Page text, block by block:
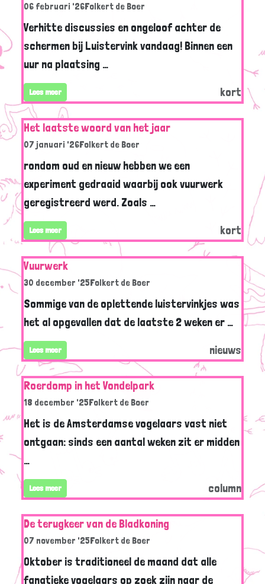
06 februari '26Folkert de Boer
Verhitte discussies en ongeloof achter de
schermen bij Luistervink vandaag! Binnen een
uur na plaatsing …
Lees meer kort
Het laatste woord van het jaar
07 januari '26Folkert de Boer
rondom oud en nieuw hebben we een
experiment gedraaid waarbij ook vuurwerk
geregistreerd werd. Zoals …
Lees meer kort
Vuurwerk
30 december '25Folkert de Boer
Sommige van de oplettende luistervinkjes was
het al opgevallen dat de laatste 2 weken er …
Lees meer nieuws
Roerdomp in het Vondelpark
18 december '25Folkert de Boer
Het is de Amsterdamse vogelaars vast niet
ontgaan: sinds een aantal weken zit er midden
…
Lees meer column
De terugkeer van de Bladkoning
07 november '25Folkert de Boer
Oktober is traditioneel de maand dat alle
fanatieke vogelaars op zoek zijn naar de